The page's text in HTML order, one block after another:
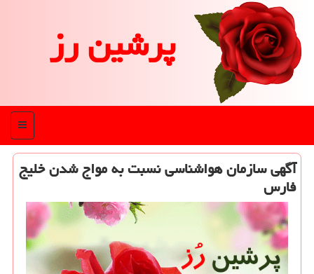
پرشین رز
منو
آگهی سازمان هواشناسی نسبت به مواج شدن خلیج
فارس